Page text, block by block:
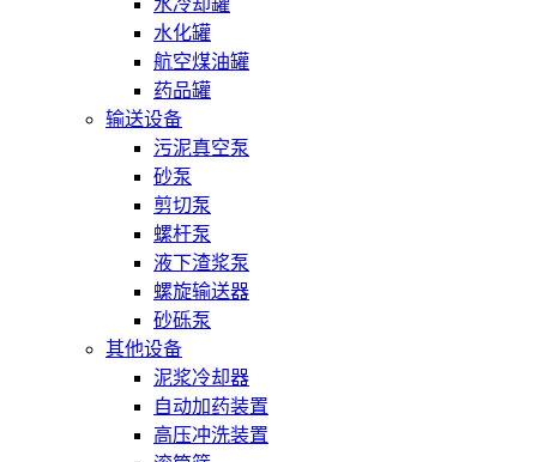
水化罐
航空煤油罐
药品罐
输送设备
污泥真空泵
砂泵
剪切泵
螺杆泵
液下渣浆泵
螺旋输送器
砂砾泵
其他设备
泥浆冷却器
自动加药装置
高压冲洗装置